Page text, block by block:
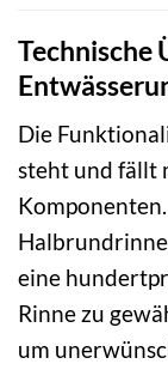
Technische
Die
steht und fällt
eine
Rinne zu
um